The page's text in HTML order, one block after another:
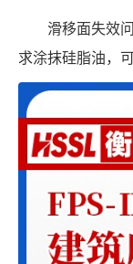
滑移面失效
求涂抹硅脂油，